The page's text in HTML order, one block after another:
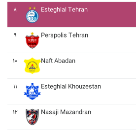
۸ Esteghlal Tehran
۹ Perspolis Tehran
۱۰ Naft Abadan
۱۱ Esteghlal Khouzestan
۱۲ Nasaji Mazandran